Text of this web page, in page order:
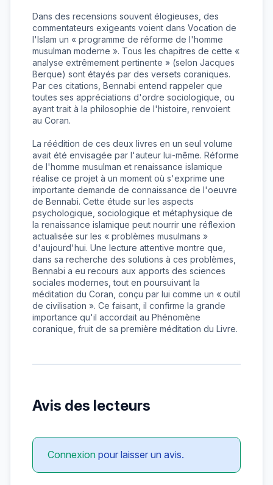
Dans des recensions souvent élogieuses, des
commentateurs exigeants voient dans Vocation de
l'Islam un « programme de réforme de l'homme
musulman moderne ». Tous les chapitres de cette «
analyse extrêmement pertinente » (selon Jacques
Berque) sont étayés par des versets coraniques.
Par ces citations, Bennabi entend rappeler que
toutes ses appréciations d'ordre sociologique, ou
ayant trait à la philosophie de l'histoire, renvoient
au Coran.
La réédition de ces deux livres en un seul volume
avait été envisagée par l'auteur lui-même. Réforme
de l'homme musulman et renaissance islamique
réalise ce projet à un moment où s'exprime une
importante demande de connaissance de l'oeuvre
de Bennabi. Cette étude sur les aspects
psychologique, sociologique et métaphysique de
la renaissance islamique peut nourrir une réflexion
actualisée sur les « problèmes musulmans »
d'aujourd'hui. Une lecture attentive montre que,
dans sa recherche des solutions à ces problèmes,
Bennabi a eu recours aux apports des sciences
sociales modernes, tout en poursuivant la
méditation du Coran, conçu par lui comme un « outil
de civilisation ». Ce faisant, il confirme la grande
importance qu'il accordait au Phénomène
coranique, fruit de sa première méditation du Livre.
Avis des lecteurs
Aucun avis pour le moment. Soyez le premier à
Connexion pour laisser un avis.